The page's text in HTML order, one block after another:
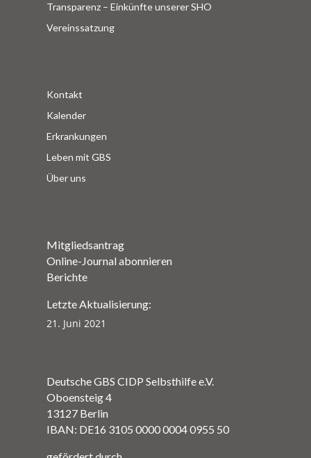
Transparenz – Einkünfte unserer SHO
Vereinssatzung
Kontakt
Kalender
Erkrankungen
Leben mit GBS
Über uns
Mitgliedsantrag
Online-Journal abonnieren
Berichte
Letzte Aktualisierung:
21. Juni 2021
Deutsche GBS CIDP Selbsthilfe e.V.
Oboensteig 4
13127 Berlin
IBAN: DE16 3105 0000 0004 0955 50